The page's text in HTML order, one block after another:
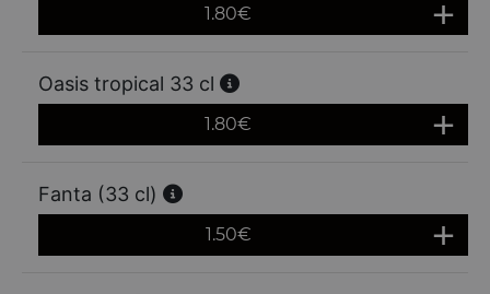
1.80€
Oasis tropical 33 cl
1.80€
Fanta (33 cl)
1.50€